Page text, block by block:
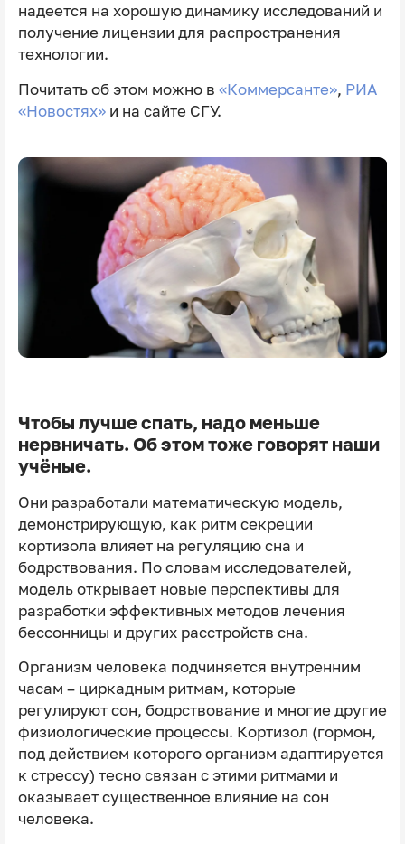
надеется на хорошую динамику исследований и
получение лицензии для распространения
технологии.
Почитать об этом можно в «Коммерсанте», РИА
«Новостях»и на сайте СГУ.
Чтобы лучше спать, надо меньше
нервничать. Об этом тоже говорят наши
учёные.
Они разработали математическую модель,
демонстрирующую, как ритм секреции
кортизола влияет на регуляцию сна и
бодрствования. По словам исследователей,
модель открывает новые перспективы для
разработки эффективных методов лечения
бессонницы и других расстройств сна.
Организм человека подчиняется внутренним
часам – циркадным ритмам, которые
регулируют сон, бодрствование и многие другие
физиологические процессы. Кортизол (гормон,
под действием которого организм адаптируется
к стрессу) тесно связан с этими ритмами и
оказывает существенное влияние на сон
человека.